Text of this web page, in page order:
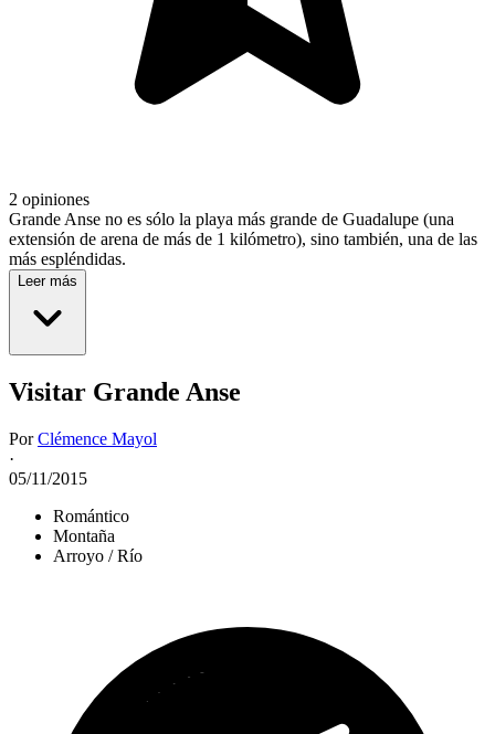
2 opiniones
Grande Anse no es sólo la playa más grande de Guadalupe (una
extensión de arena de más de 1 kilómetro), sino también, una de las
más espléndidas.
Leer más
Visitar Grande Anse
PorClémence Mayol
·
05/11/2015
Romántico
Montaña
Arroyo / Río